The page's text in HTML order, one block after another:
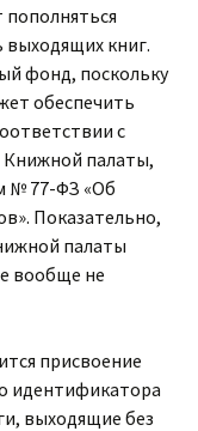
книг.
фонд, поскольку
обеспечить
с
Книжной палаты,
№ 77-ФЗ «Об
Показательно,
палаты
вообще не
присвоение
идентификатора
выходящие без